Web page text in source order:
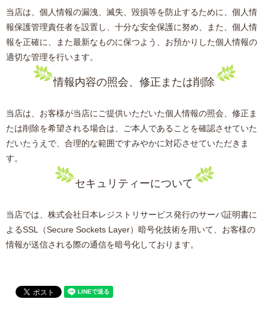
当店は、個人情報の漏洩、滅失、毀損等を防止するために、個人情
報保護管理責任者を設置し、十分な安全保護に努め、また、個人情
報を正確に、また最新なものに保つよう、お預かりした個人情報の
適切な管理を行います。
情報内容の照会、修正または削除
当店は、お客様が当店にご提供いただいた個人情報の照会、修正ま
たは削除を希望される場合は、ご本人であることを確認させていた
だいたうえで、合理的な範囲ですみやかに対応させていただきま
す。
セキュリティーについて
当店では、株式会社日本レジストリサービス発行のサーバ証明書に
よるSSL（Secure Sockets Layer）暗号化技術を用いて、お客様の
情報が送信される際の通信を暗号化しております。